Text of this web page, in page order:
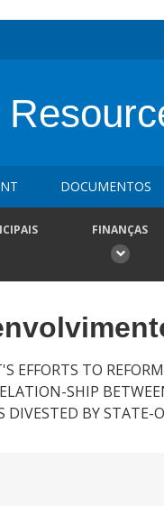
DOCUMENTOS
FINANÇAS
EFFORTS TO
SHIP
DIVESTED BY